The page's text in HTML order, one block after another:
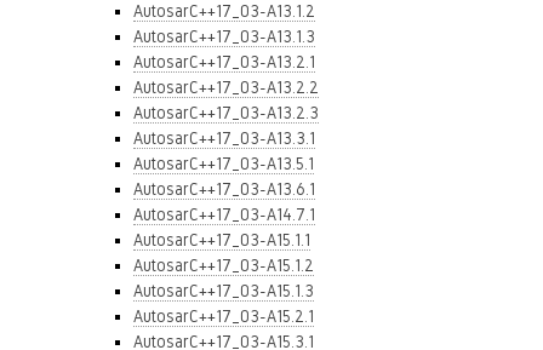
AutosarC++17_03-A13.1.2
AutosarC++17_03-A13.1.3
AutosarC++17_03-A13.2.1
AutosarC++17_03-A13.2.2
AutosarC++17_03-A13.2.3
AutosarC++17_03-A13.3.1
AutosarC++17_03-A13.5.1
AutosarC++17_03-A13.6.1
AutosarC++17_03-A14.7.1
AutosarC++17_03-A15.1.1
AutosarC++17_03-A15.1.2
AutosarC++17_03-A15.1.3
AutosarC++17_03-A15.2.1
AutosarC++17_03-A15.3.1